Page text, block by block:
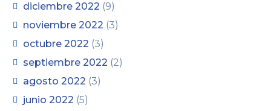
diciembre 2022 (9)
noviembre 2022 (3)
octubre 2022 (3)
septiembre 2022 (2)
agosto 2022 (3)
junio 2022 (5)